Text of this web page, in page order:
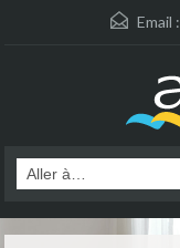
Email :